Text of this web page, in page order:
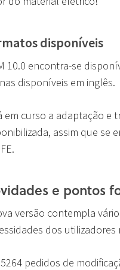
disponíveis
10.0 encontra-se
disponíveis em inglês.
em curso a adaptação e
assim que se
e pontos
versão contempla
dos
5264 pedidos de